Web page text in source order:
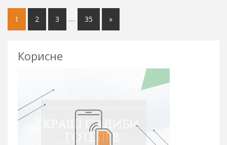
1 2 3 … 35 »
Корисне